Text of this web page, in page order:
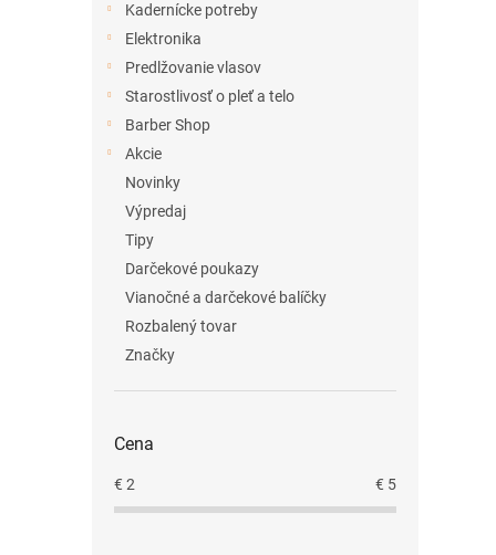
Kadernícke potreby
Elektronika
Predlžovanie vlasov
Starostlivosť o pleť a telo
Barber Shop
Akcie
Novinky
Výpredaj
Tipy
Darčekové poukazy
Vianočné a darčekové balíčky
Rozbalený tovar
Značky
Cena
€ 2 € 5